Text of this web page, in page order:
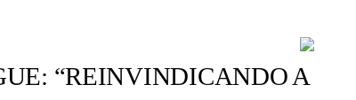
“REINVINDICANDO A